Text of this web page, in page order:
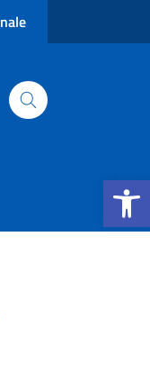
Apri la